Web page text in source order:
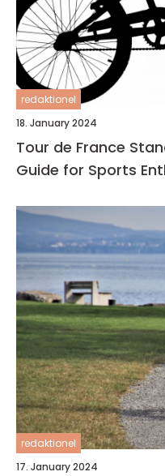
redaktionel
18. January 2024
Tour de France
Guide for Sports
redaktionel
17. January 2024